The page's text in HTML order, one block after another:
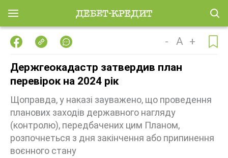
- A +
Держгеокадастр затвердив план
перевірок на 2024 рік
Щоправда, у наказі зауважено, що проведення
планових заходів державного нагляду
(контролю), передбачених цим Планом,
розпочнеться з дня закінчення або припинення
воєнного стану